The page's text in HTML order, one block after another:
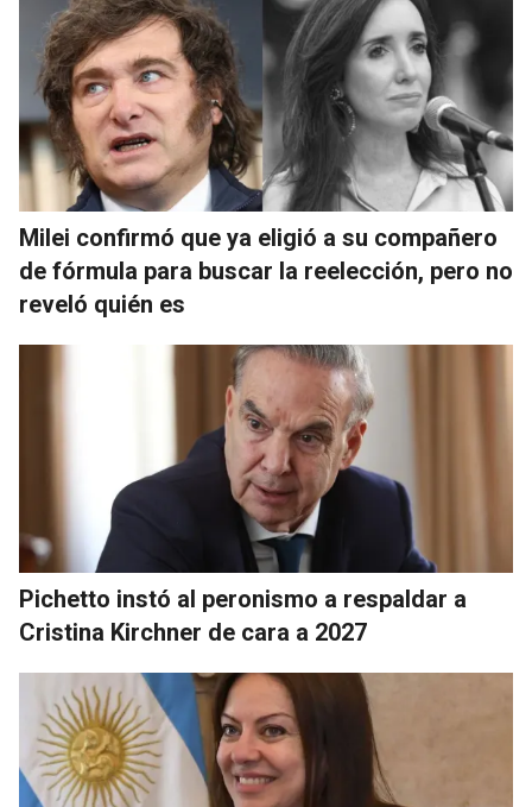
Milei confirmó que ya eligió a su compañero
de fórmula para buscar la reelección, pero no
reveló quién es
Pichetto instó al peronismo a respaldar a
Cristina Kirchner de cara a 2027